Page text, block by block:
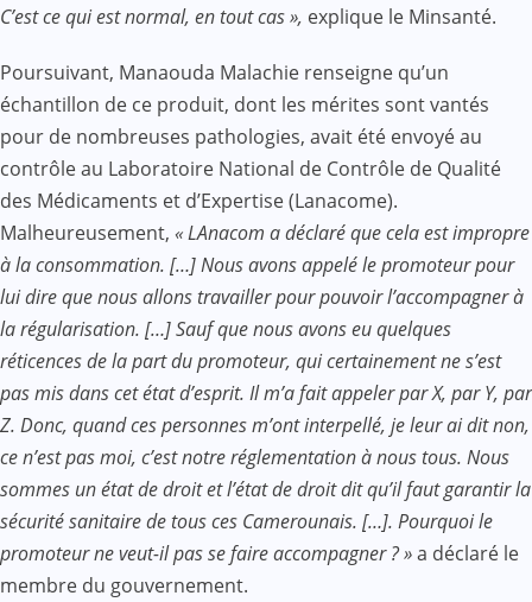
C’est ce qui est normal, en tout cas », explique le Minsanté.
Poursuivant, Manaouda Malachie renseigne qu’un
échantillon de ce produit, dont les mérites sont vantés
pour de nombreuses pathologies, avait été envoyé au
contrôle au Laboratoire National de Contrôle de Qualité
des Médicaments et d’Expertise (Lanacome).
Malheureusement, « LAnacom a déclaré que cela est impropre
à la consommation. […] Nous avons appelé le promoteur pour
lui dire que nous allons travailler pour pouvoir l’accompagner à
la régularisation. […] Sauf que nous avons eu quelques
réticences de la part du promoteur, qui certainement ne s’est
pas mis dans cet état d’esprit. Il m’a fait appeler par X, par Y, par
Z. Donc, quand ces personnes m’ont interpellé, je leur ai dit non,
ce n’est pas moi, c’est notre réglementation à nous tous. Nous
sommes un état de droit et l’état de droit dit qu’il faut garantir la
sécurité sanitaire de tous ces Camerounais. […]. Pourquoi le
promoteur ne veut-il pas se faire accompagner ? »a déclaré le
membre du gouvernement.